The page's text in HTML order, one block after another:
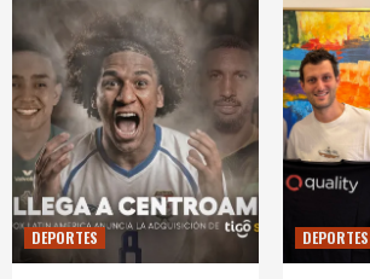
DEPORTES DEPORTES